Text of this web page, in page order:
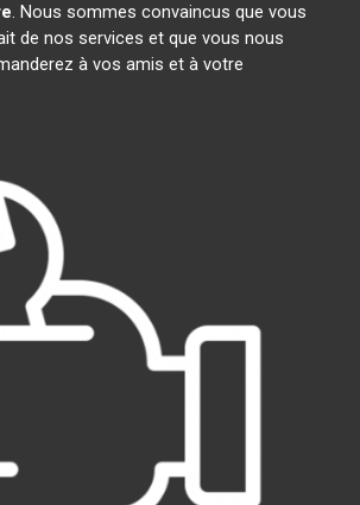
. Nous sommes convaincus que vous
de nos services et que vous nous
à vos amis et à votre